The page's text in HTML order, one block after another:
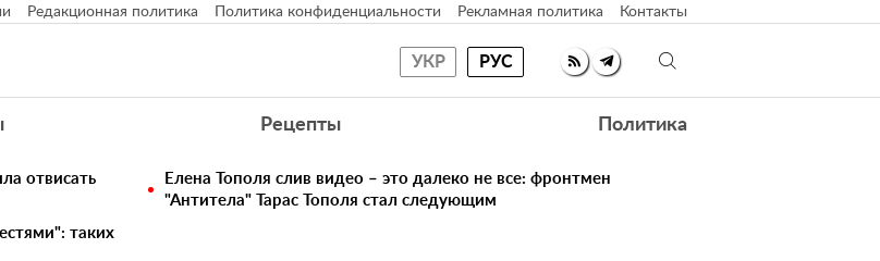
Редакционная политика Политика конфиденциальности Рекламная политика Контакты
УКР РУС
Рецепты Политика
отвисать
Елена Тополя слив видео – это далеко не все: фронтмен
"Антитела" Тарас Тополя стал следующим
таких